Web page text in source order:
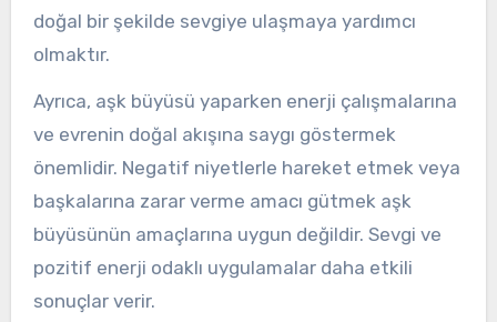
doğal bir şekilde sevgiye ulaşmaya yardımcı
olmaktır.
Ayrıca, aşk büyüsü yaparken enerji çalışmalarına
ve evrenin doğal akışına saygı göstermek
önemlidir. Negatif niyetlerle hareket etmek veya
başkalarına zarar verme amacı gütmek aşk
büyüsünün amaçlarına uygun değildir. Sevgi ve
pozitif enerji odaklı uygulamalar daha etkili
sonuçlar verir.